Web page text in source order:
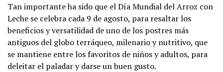
Tan importante ha sido que el Día Mundial del Arroz con
Leche se celebra cada 9 de agosto, para resaltar los
beneficios y versatilidad de uno de los postres más
antiguos del globo terráqueo, milenario y nutritivo, que
se mantiene entre los favoritos de niños y adultos, para
deleitar el paladar y darse un buen gusto.